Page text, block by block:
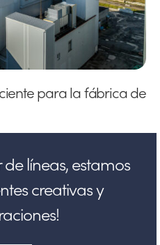
para la fábrica de
líneas, estamos
creativas y